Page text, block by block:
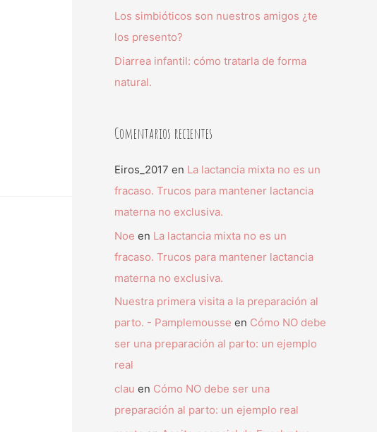
Los simbióticos son nuestros amigos ¿te
los presento?
Diarrea infantil: cómo tratarla de forma
natural.
Comentarios recientes
Eiros_2017 en La lactancia mixta no es un
fracaso. Trucos para mantener lactancia
materna no exclusiva.
Noe en La lactancia mixta no es un
fracaso. Trucos para mantener lactancia
materna no exclusiva.
Nuestra primera visita a la preparación al
parto. - Pamplemousse en Cómo NO debe
ser una preparación al parto: un ejemplo
real
clau en Cómo NO debe ser una
preparación al parto: un ejemplo real